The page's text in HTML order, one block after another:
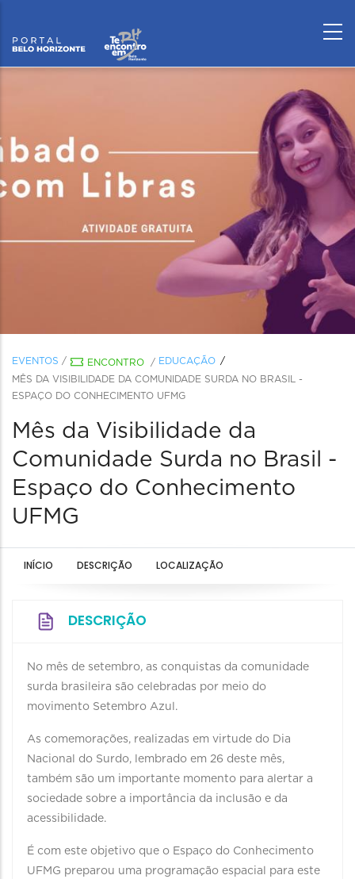
EVENTOS / ENCONTRO / EDUCAÇÃO
MÊS DA VISIBILIDADE DA COMUNIDADE SURDA NO BRASIL -
ESPAÇO DO CONHECIMENTO UFMG
Mês da Visibilidade da
Comunidade Surda no Brasil -
Espaço do Conhecimento
UFMG
INÍCIO DESCRIÇÃO LOCALIZAÇÃO
DESCRIÇÃO
No mês de setembro, as conquistas da comunidade
surda brasileira são celebradas por meio do
movimento Setembro Azul.
As comemorações, realizadas em virtude do Dia
Nacional do Surdo, lembrado em 26 deste mês,
também são um importante momento para alertar a
sociedade sobre a importância da inclusão e da
acessibilidade.
É com este objetivo que o Espaço do Conhecimento
UFMG preparou uma programação espacial para este